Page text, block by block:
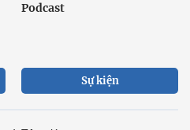
Podcast
Sự kiện